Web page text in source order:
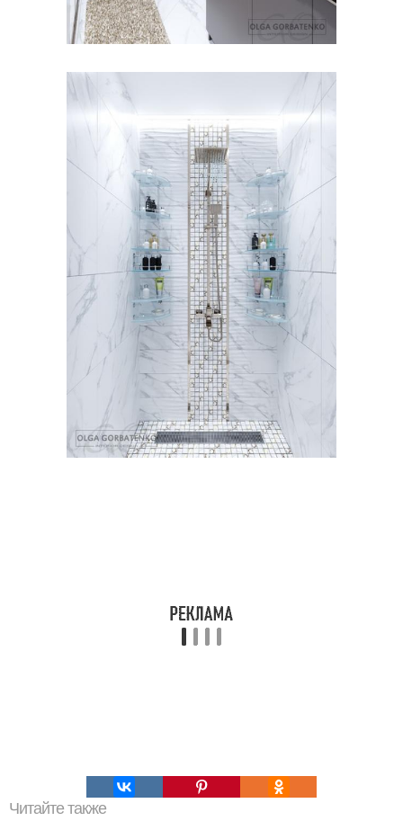
Читайте также